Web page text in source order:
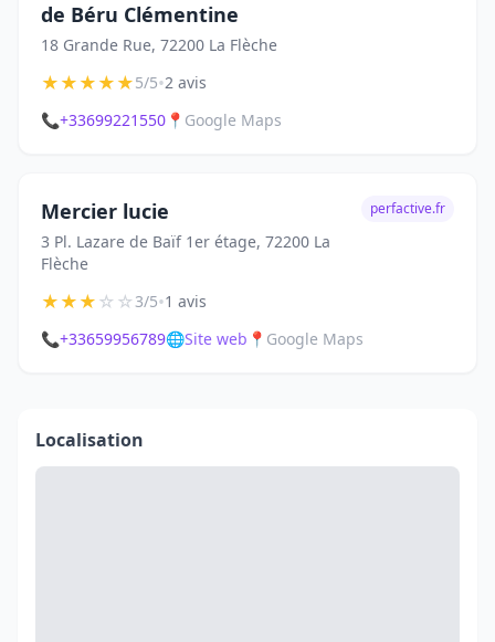
de Béru Clémentine
18 Grande Rue, 72200 La Flèche
★★★★★5/5•2 avis
📞+33699221550 📍 Google Maps
Mercier lucie
3 Pl. Lazare de Baïf 1er étage, 72200 La
Flèche
perfactive.fr
★★★☆☆3/5•1 avis
📞+33659956789🌐Site web 📍 Google Maps
Localisation